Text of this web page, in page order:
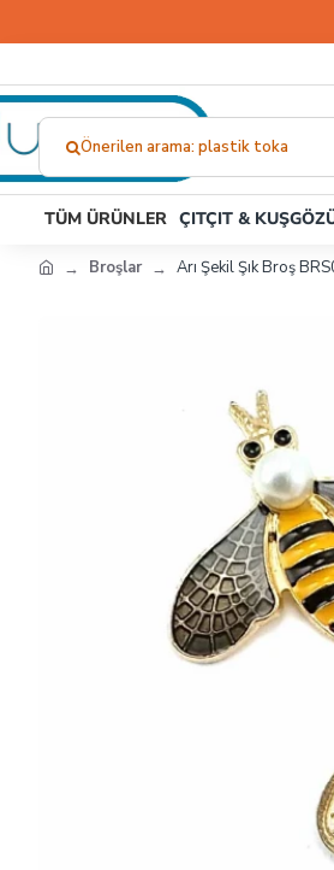
Aramıştınız?...
Önerilen arama: plastik toka
TÜM ÜRÜNLER ÇITÇIT &
Broşlar Arı Şekil Şık Broş